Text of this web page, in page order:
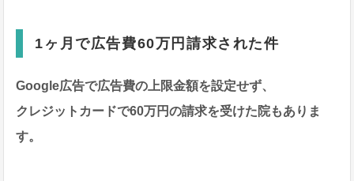
1ヶ月で広告費60万円請求された件
Google広告で広告費の上限金額を設定せず、
クレジットカードで60万円の請求を受けた院もありま
す。